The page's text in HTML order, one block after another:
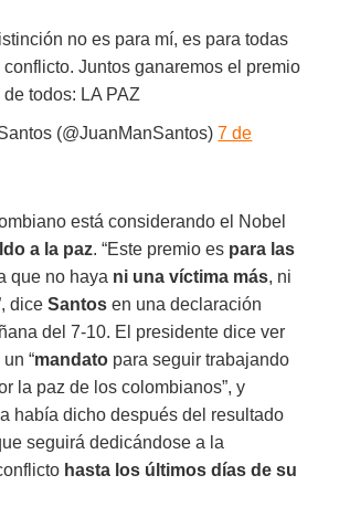
no es para mí, es para todas
conflicto. Juntos ganaremos el premio
todos: LA PAZ
(@JuanManSantos)7 de
está considerando el Nobel
a la paz. “Este premio es para las
que no haya ni una víctima más, ni
diceSantos en una declaración
del 7-10. El presidente dice ver
“mandato para seguir trabajando
la paz de los colombianos”, y
había dicho después del resultado
seguirá dedicándose a la
hasta los últimos días de su